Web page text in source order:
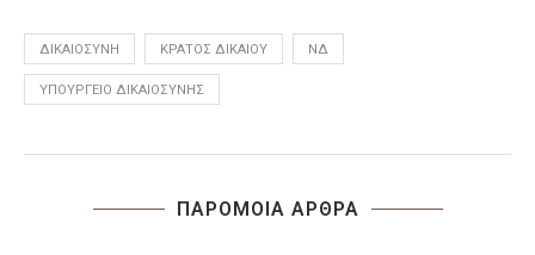
ΔΙΚΑΙΟΣΎΝΗ ΚΡΆΤΟΣ ΔΙΚΑΊΟΥ ΝΔ
ΥΠΟΥΡΓΕΊΟ ΔΙΚΑΙΟΣΎΝΗΣ
ΠΑΡΟΜΟΙΑ ΑΡΘΡΑ